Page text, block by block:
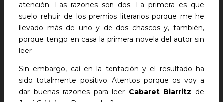
atención. Las razones son dos. La primera es que
suelo rehuir de los premios literarios porque me he
llevado más de uno y de dos chascos y, también,
porque tengo en casa la primera novela del autor sin
leer
Sin embargo, caí en la tentación y el resultado ha
sido totalmente positivo. Atentos porque os voy a
dar buenas razones para leer Cabaret Biarritz de